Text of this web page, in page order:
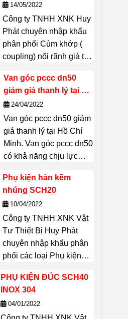
HVAC… liên hệ :
0909651167 Mr Dũng
chọn. Không chỉ có khả
năng chịu lực tốt, chúng
còn bền, ít han gỉ và có
giá cả thì phải chăng đã
biết gì về những phụ
14/05/2022
Công ty TNHH XNK Huy
Phát chuyên nhập khẩu
phân phối Cùm khớp (
coupling) nối rãnh giá tốt
Minh Hãy Liên hệ 24/7 Mr
Dũng 0909651167 Email:
Vattuhuyphat@gmail.com
Van góc pccc dn50
giảm giá thanh lý tại Hồ
Chí Minh
24/04/2022
Van góc pccc dn50 giảm
giá thanh lý tại Hồ Chí
Minh. Van góc pccc dn50
có khả năng chịu lực
không thể thiếu được
trong công tác PCCC:
Tiêu chuẩn ngàm nối :
TCVN. Chất liệu: Gang.
Kích thước D50(mm).
Trọng lượng van gang
DN50(không ngàm): 2kg.
DN50 (có ngàm): 2,1kg.
liên hệ 0909651167
Dũng để biết giá thanh lý
Phụ kiện hàn kẽm
nhúng SCH20
10/04/2022
Công ty TNHH XNK Vật
Tư Thiết Bị Huy Phát
chuyên nhập khẩu phân
phối các loại Phụ kiện
dung cho đường ống.
Sản phẩm Phụ kiện hàn
kẽm nhúng SCH20 dùng
PHỤ KIỆN ĐÚC SCH40
INOX 304
04/01/2022